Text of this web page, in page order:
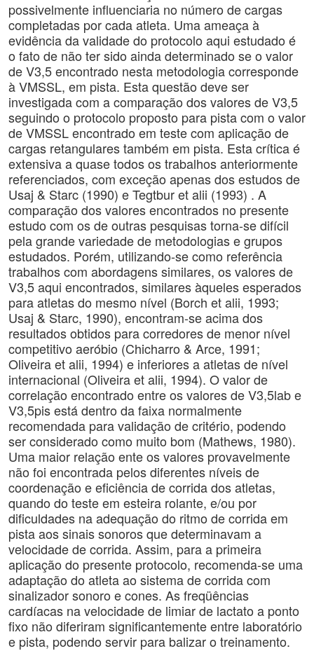
possivelmente influenciaria no número de cargas
completadas por cada atleta. Uma ameaça à
evidência da validade do protocolo aqui estudado é
o fato de não ter sido ainda determinado se o valor
de V3,5 encontrado nesta metodologia corresponde
à VMSSL, em pista. Esta questão deve ser
investigada com a comparação dos valores de V3,5
seguindo o protocolo proposto para pista com o valor
de VMSSL encontrado em teste com aplicação de
cargas retangulares também em pista. Esta crítica é
extensiva a quase todos os trabalhos anteriormente
referenciados, com exceção apenas dos estudos de
Usaj & Starc (1990) e Tegtbur et alii (1993) . A
comparação dos valores encontrados no presente
estudo com os de outras pesquisas torna-se difícil
pela grande variedade de metodologias e grupos
estudados. Porém, utilizando-se como referência
trabalhos com abordagens similares, os valores de
V3,5 aqui encontrados, similares àqueles esperados
para atletas do mesmo nível (Borch et alii, 1993;
Usaj & Starc, 1990), encontram-se acima dos
resultados obtidos para corredores de menor nível
competitivo aeróbio (Chicharro & Arce, 1991;
Oliveira et alii, 1994) e inferiores a atletas de nível
internacional (Oliveira et alii, 1994). O valor de
correlação encontrado entre os valores de V3,5lab e
V3,5pis está dentro da faixa normalmente
recomendada para validação de critério, podendo
ser considerado como muito bom (Mathews, 1980).
Uma maior relação ente os valores provavelmente
não foi encontrada pelos diferentes níveis de
coordenação e eficiência de corrida dos atletas,
quando do teste em esteira rolante, e/ou por
dificuldades na adequação do ritmo de corrida em
pista aos sinais sonoros que determinavam a
velocidade de corrida. Assim, para a primeira
aplicação do presente protocolo, recomenda-se uma
adaptação do atleta ao sistema de corrida com
sinalizador sonoro e cones. As freqüências
cardíacas na velocidade de limiar de lactato a ponto
fixo não diferiram significantemente entre laboratório
e pista, podendo servir para balizar o treinamento.